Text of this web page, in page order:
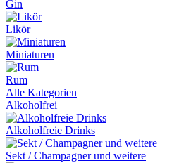
Gin
Likör
Miniaturen
Rum
Alle Kategorien
Alkoholfrei
Alkoholfreie Drinks
Sekt / Champagner und weitere